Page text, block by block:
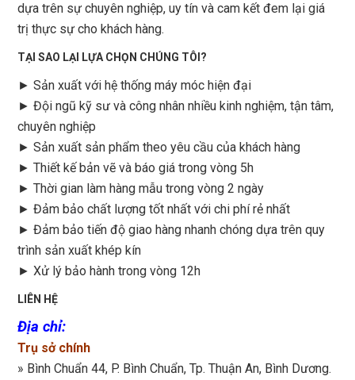
dựa trên sự chuyên nghiệp, uy tín và cam kết đem lại giá
trị thực sự cho khách hàng.
TẠI SAO LẠI LỰA CHỌN CHÚNG TÔI?
► Sản xuất với hệ thống máy móc hiện đại
► Đội ngũ kỹ sư và công nhân nhiều kinh nghiệm, tận tâm,
chuyên nghiệp
► Sản xuất sản phẩm theo yêu cầu của khách hàng
► Thiết kế bản vẽ và báo giá trong vòng 5h
► Thời gian làm hàng mẫu trong vòng 2 ngày
► Đảm bảo chất lượng tốt nhất với chi phí rẻ nhất
► Đảm bảo tiến độ giao hàng nhanh chóng dựa trên quy
trình sản xuất khép kín
► Xử lý bảo hành trong vòng 12h
LIÊN HỆ
Địa chỉ:
Trụ sở chính
» Bình Chuẩn 44, P. Bình Chuẩn, Tp. Thuận An, Bình Dương.